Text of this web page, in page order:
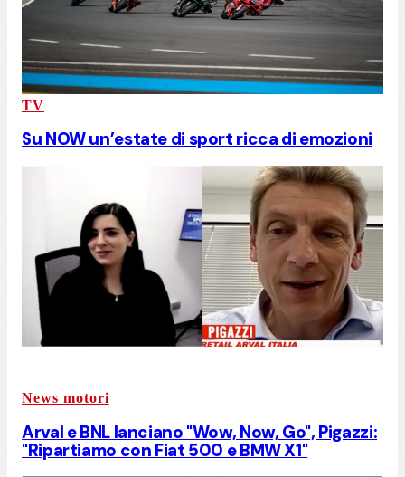
TV
Su NOW un’estate di sport ricca di emozioni
News motori
Arval e BNL lanciano "Wow, Now, Go", Pigazzi:
"Ripartiamo con Fiat 500 e BMW X1"